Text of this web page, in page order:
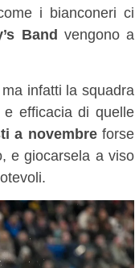
i bianconeri ci
Band vengono a
ma infatti la squadra
e efficacia di quelle
a novembreforse
e giocarsela a viso